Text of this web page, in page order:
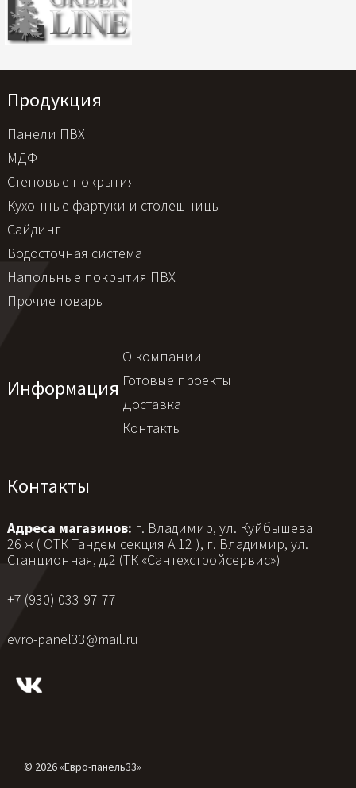
Продукция
Панели ПВХ
МДФ
Стеновые покрытия
Кухонные фартуки и столешницы
Сайдинг
Водосточная система
Напольные покрытия ПВХ
Прочие товары
Информация
О компании
Готовые проекты
Доставка
Контакты
Контакты
Адреса магазинов: г. Владимир, ул. Куйбышева
26 ж ( ОТК Тандем секция А 12 ), г. Владимир, ул.
Станционная, д.2 (ТК «Сантехстройсервис»)
+7 (930) 033-97-77
evro-panel33@mail.ru
© 2026 «Евро-панель33»